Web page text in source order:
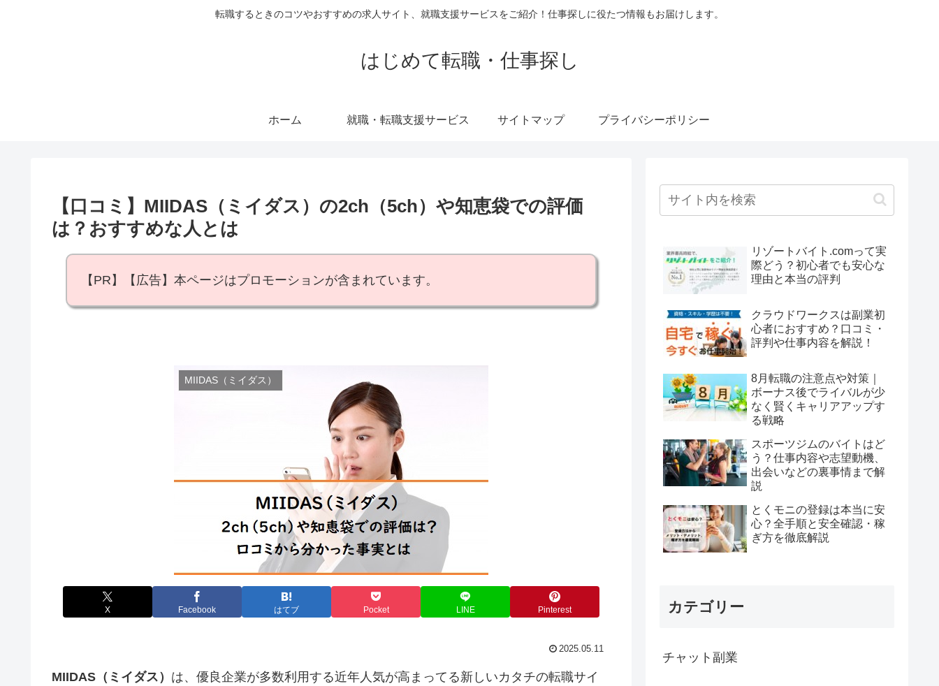
転職するときのコツやおすすめの求人サイト、就職支援サービスをご紹介！仕事探しに役たつ情報もお届けします。
はじめて転職・仕事探し
ホーム 就職・転職支援サービス サイトマップ プライバシーポリシー
【口コミ】MIIDAS（ミイダス）の2ch（5ch）や知恵袋での評価
は？おすすめな人とは
【PR】【広告】本ページはプロモーションが含まれています。
MIIDAS（ミイダス）
X Facebook はてブ Pocket LINE Pinterest
2025.05.11
MIIDAS（ミイダス） は、優良企業が多数利用する近年人気が高まってる新しいカタチの転職サイ
リゾートバイト.comって実
際どう？初心者でも安心な
理由と本当の評判
クラウドワークスは副業初
心者におすすめ？口コミ・
評判や仕事内容を解説！
8月転職の注意点や対策｜
ボーナス後でライバルが少
なく賢くキャリアアップす
る戦略
スポーツジムのバイトはど
う？仕事内容や志望動機、
出会いなどの裏事情まで解
説
とくモニの登録は本当に安
心？全手順と安全確認・稼
ぎ方を徹底解説
カテゴリー
チャット副業